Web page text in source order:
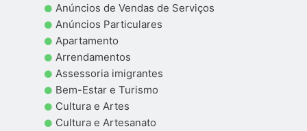
Anúncios de Vendas de Serviços
Anúncios Particulares
Apartamento
Arrendamentos
Assessoria imigrantes
Bem-Estar e Turismo
Cultura e Artes
Cultura e Artesanato